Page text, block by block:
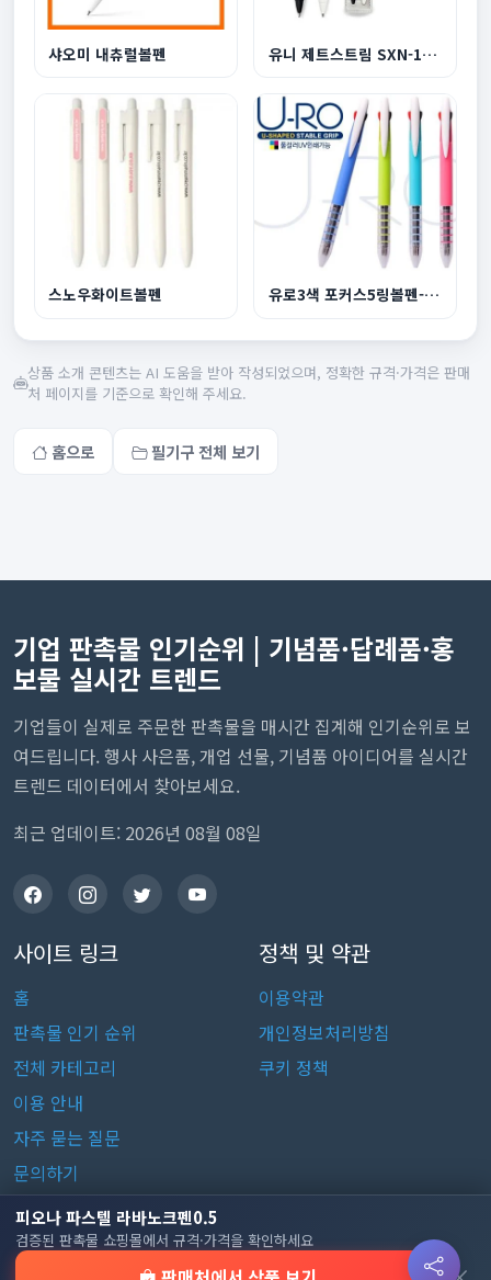
샤오미 내츄럴볼펜 유니 제트스트림 SXN-150 2P세트
스노우화이트볼펜 유로3색 포커스5링볼펜-독일잉크
상품 소개 콘텐츠는 AI 도움을 받아 작성되었으며, 정확한 규격·가격은 판매
처 페이지를 기준으로 확인해 주세요.
홈으로 필기구 전체 보기
피오나 파스텔 라바노크펜0.5
검증된 판촉물 쇼핑몰에서 규격·가격을 확인하세요
기업 판촉물 인기순위 | 기념품·답례품·홍
보물 실시간 트렌드
기업들이 실제로 주문한 판촉물을 매시간 집계해 인기순위로 보
여드립니다. 행사 사은품, 개업 선물, 기념품 아이디어를 실시간
트렌드 데이터에서 찾아보세요.
최근 업데이트: 2026년 08월 08일
사이트 링크
홈
판촉물 인기 순위
전체 카테고리
이용 안내
자주 묻는 질문
문의하기
정책 및 약관
이용약관
개인정보처리방침
쿠키 정책
판촉물 카테고리